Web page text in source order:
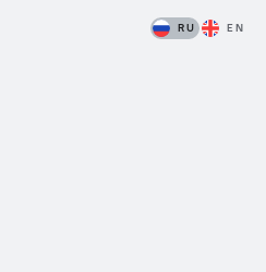
RU EN